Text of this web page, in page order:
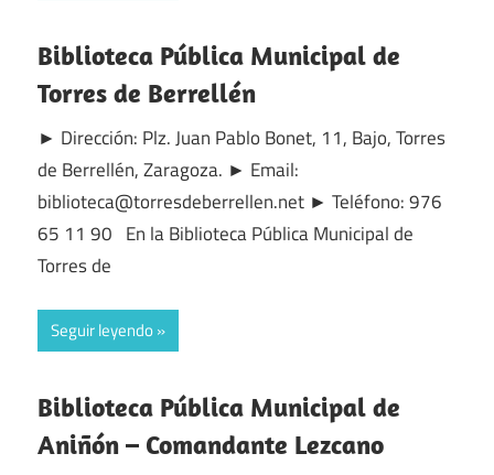
Biblioteca Pública Municipal de
Torres de Berrellén
► Dirección: Plz. Juan Pablo Bonet, 11, Bajo, Torres
de Berrellén, Zaragoza. ► Email:
biblioteca@torresdeberrellen.net ► Teléfono: 976
65 11 90 En la Biblioteca Pública Municipal de
Torres de
Seguir leyendo
Biblioteca Pública Municipal de
Aniñón – Comandante Lezcano